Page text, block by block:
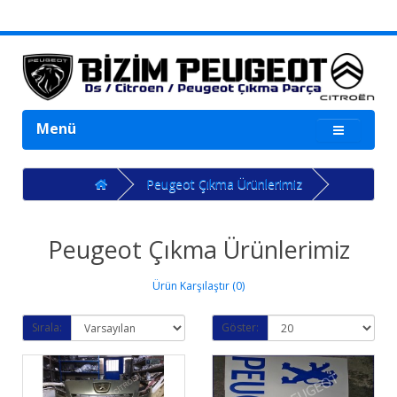
Menü
Peugeot Çıkma Ürünlerimiz
Peugeot Çıkma Ürünlerimiz
Ürün Karşılaştır (0)
Sırala: Göster: